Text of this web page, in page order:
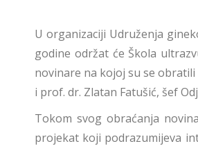
U organizaciji Udruženja
godine održat će Škola
novinare na kojoj su se
i prof. dr. Zlatan Fatušić, šef
Tokom svog obraćanja
projekat koji podrazumijeva